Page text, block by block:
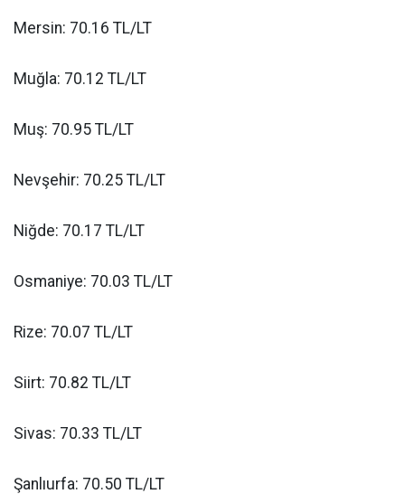
Mersin: 70.16 TL/LT
Muğla: 70.12 TL/LT
Muş: 70.95 TL/LT
Nevşehir: 70.25 TL/LT
Niğde: 70.17 TL/LT
Osmaniye: 70.03 TL/LT
Rize: 70.07 TL/LT
Siirt: 70.82 TL/LT
Sivas: 70.33 TL/LT
Şanlıurfa: 70.50 TL/LT